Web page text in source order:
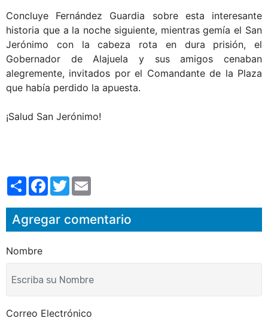
Concluye Fernández Guardia sobre esta interesante
historia que a la noche siguiente, mientras gemía el San
Jerónimo con la cabeza rota en dura prisión, el
Gobernador de Alajuela y sus amigos cenaban
alegremente, invitados por el Comandante de la Plaza
que había perdido la apuesta.
¡Salud San Jerónimo!
S
h
r
e
F
a
e
b
o
T
w
t
t
e
i
l
Agregar comentario
Nombre
Correo Electrónico